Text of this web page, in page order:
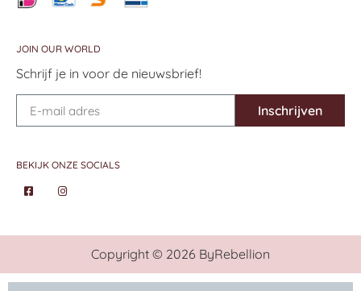
JOIN OUR WORLD
Schrijf je in voor de nieuwsbrief!
Inschrijven
BEKIJK ONZE SOCIALS
Copyright © 2026 ByRebellion